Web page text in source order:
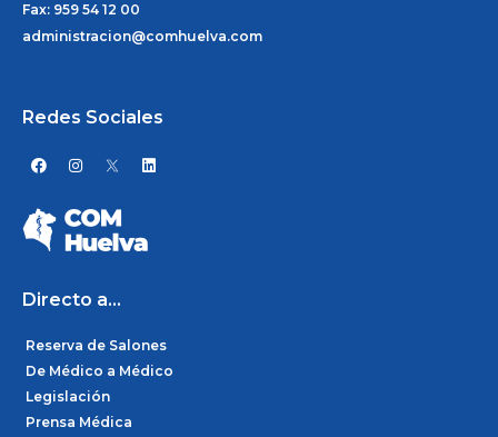
Fax: 959 54 12 00
administracion@comhuelva.com
Redes Sociales
F
a
e
b
o
o
I
n
a
g
r
L
i
i
Directo a...
Reserva de Salones
De Médico a Médico
Legislación
Prensa Médica